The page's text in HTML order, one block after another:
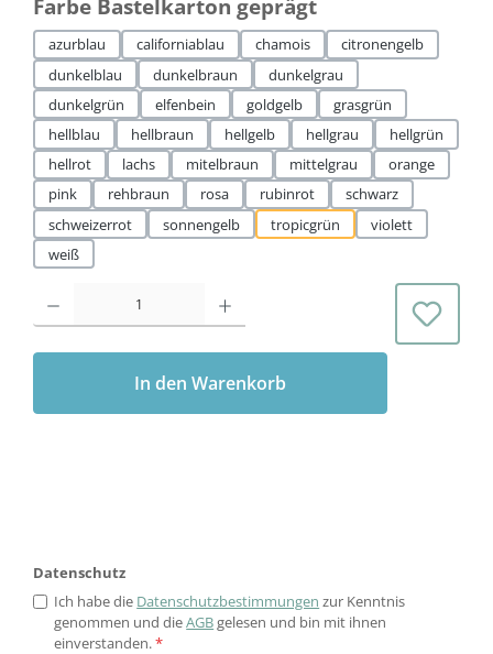
Farbe Bastelkarton geprägt
azurblau californiablau chamois
citronengelb
dunkelblau
dunkelbraun
dunkelgrau
dunkelgrün
elfenbein goldgelb
grasgrün
hellblau
hellbraun hellgelb hellgrau
hellgrün
hellrot
lachs mitelbraun mittelgrau
orange
pink
rehbraun rosa rubinrot
schwarz
schweizerrot
sonnengelb tropicgrün
violett
weiß
Produkt Anzahl: Gib den gewünschten Wert ein oder benutze die
In den Warenkorb
Datenschutz
Ich habe die Datenschutzbestimmungen zur Kenntnis
genommen und dieAGBgelesen und bin mit ihnen
einverstanden.*